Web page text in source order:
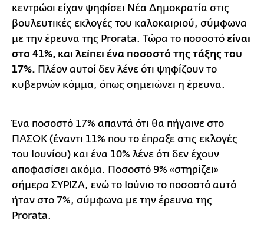
κεντρώοι είχαν ψηφίσει Νέα Δημοκρατία στις
βουλευτικές εκλογές του καλοκαιριού, σύμφωνα
με την έρευνα της Prorata. Τώρα το ποσοστό είναι
στο 41%, και λείπει ένα ποσοστό της τάξης του
17%. Πλέον αυτοί δεν λένε ότι ψηφίζουν το
κυβερνών κόμμα, όπως σημειώνει η έρευνα.
Ένα ποσοστό 17% απαντά ότι θα πήγαινε στο
ΠΑΣΟΚ (έναντι 11% που το έπραξε στις εκλογές
του Ιουνίου) και ένα 10% λένε ότι δεν έχουν
αποφασίσει ακόμα. Ποσοστό 9% «στηρίζει»
σήμερα ΣΥΡΙΖΑ, ενώ το Ιούνιο το ποσοστό αυτό
ήταν στο 7%, σύμφωνα με την έρευνα της
Prorata.